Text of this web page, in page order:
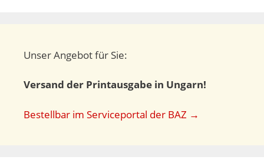
Unser Angebot für Sie:
Versand der Printausgabe in Ungarn!
Bestellbar im Serviceportal der BAZ →